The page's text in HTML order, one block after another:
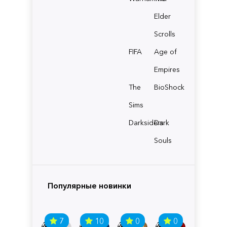
Elder
Scrolls
FIFA
Age of
Empires
The
Sims
BioShock
Darksiders
Dark
Souls
Популярные новинки
7 10 0 0